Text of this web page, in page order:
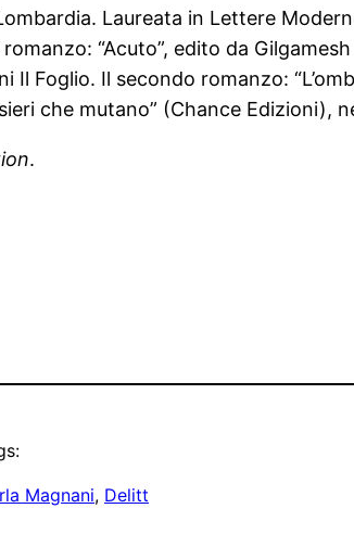
Laureata in Lettere
“Acuto”, edito da
Foglio. Il secondo romanzo:
che mutano” (Chance Edizioni),
.
Magnani, Delitt